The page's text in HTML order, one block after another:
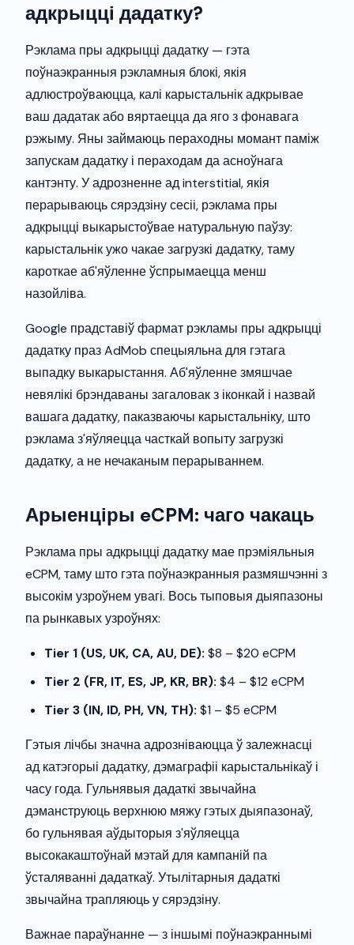
адкрыцці дадатку?
Рэклама пры адкрыцці дадатку — гэта
поўнаэкранныя рэкламныя блокі, якія
адлюстроўваюцца, калі карыстальнік адкрывае
ваш дадатак або вяртаецца да яго з фонавага
рэжыму. Яны займаюць пераходны момант паміж
запускам дадатку і пераходам да асноўнага
кантэнту. У адрозненне ад interstitial, якія
перарываюць сярэдзіну сесіі, рэклама пры
адкрыцці выкарыстоўвае натуральную паўзу:
карыстальнік ужо чакае загрузкі дадатку, таму
кароткае аб'яўленне ўспрымаецца менш
назойліва.
Google прадставіў фармат рэкламы пры адкрыцці
дадатку праз AdMob спецыяльна для гэтага
выпадку выкарыстання. Аб'яўленне змяшчае
невялікі брэндаваны загаловак з іконкай і назвай
вашага дадатку, паказваючы карыстальніку, што
рэклама з'яўляецца часткай вопыту загрузкі
дадатку, а не нечаканым перарываннем.
Арыенціры eCPM: чаго чакаць
Рэклама пры адкрыцці дадатку мае прэміяльныя
eCPM, таму што гэта поўнаэкранныя размяшчэнні з
высокім узроўнем увагі. Вось тыповыя дыяпазоны
па рынкавых узроўнях:
Tier 1 (US, UK, CA, AU, DE): $8 – $20 eCPM
Tier 2 (FR, IT, ES, JP, KR, BR): $4 – $12 eCPM
Tier 3 (IN, ID, PH, VN, TH): $1 – $5 eCPM
Гэтыя лічбы значна адрозніваюцца ў залежнасці
ад катэгорыі дадатку, дэмаграфіі карыстальнікаў і
часу года. Гульнявыя дадаткі звычайна
дэманструюць верхнюю мяжу гэтых дыяпазонаў,
бо гульнявая аўдыторыя з'яўляецца
высокакаштоўнай мэтай для кампаній па
ўсталяванні дадаткаў. Утылітарныя дадаткі
звычайна трапляюць у сярэдзіну.
Важнае параўнанне — з іншымі поўнаэкраннымі